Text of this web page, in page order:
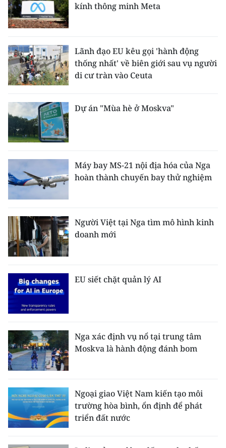
kính thông minh Meta
Lãnh đạo EU kêu gọi 'hành động
thống nhất' về biên giới sau vụ người
di cư tràn vào Ceuta
Dự án "Mùa hè ở Moskva"
Máy bay MS-21 nội địa hóa của Nga
hoàn thành chuyến bay thử nghiệm
Người Việt tại Nga tìm mô hình kinh
doanh mới
EU siết chặt quản lý AI
Nga xác định vụ nổ tại trung tâm
Moskva là hành động đánh bom
Ngoại giao Việt Nam kiến tạo môi
trường hòa bình, ổn định để phát
triển đất nước